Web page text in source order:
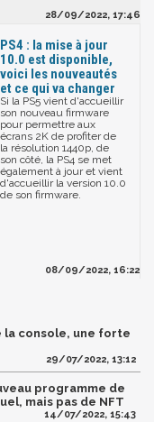
28/09/2022, 17:46
PS4 : la mise à jour
10.0 est disponible,
voici les nouveautés
et ce qui va changer
Si la PS5 vient d'accueillir
son nouveau firmware
pour permettre aux
écrans 2K de profiter de
la résolution 1440p, de
son côté, la PS4 se met
également à jour et vient
d'accueillir la version 10.0
de son firmware.
08/09/2022, 16:22
la console, une forte
29/07/2022, 13:12
programme de
mais pas de NFT
14/07/2022, 15:43